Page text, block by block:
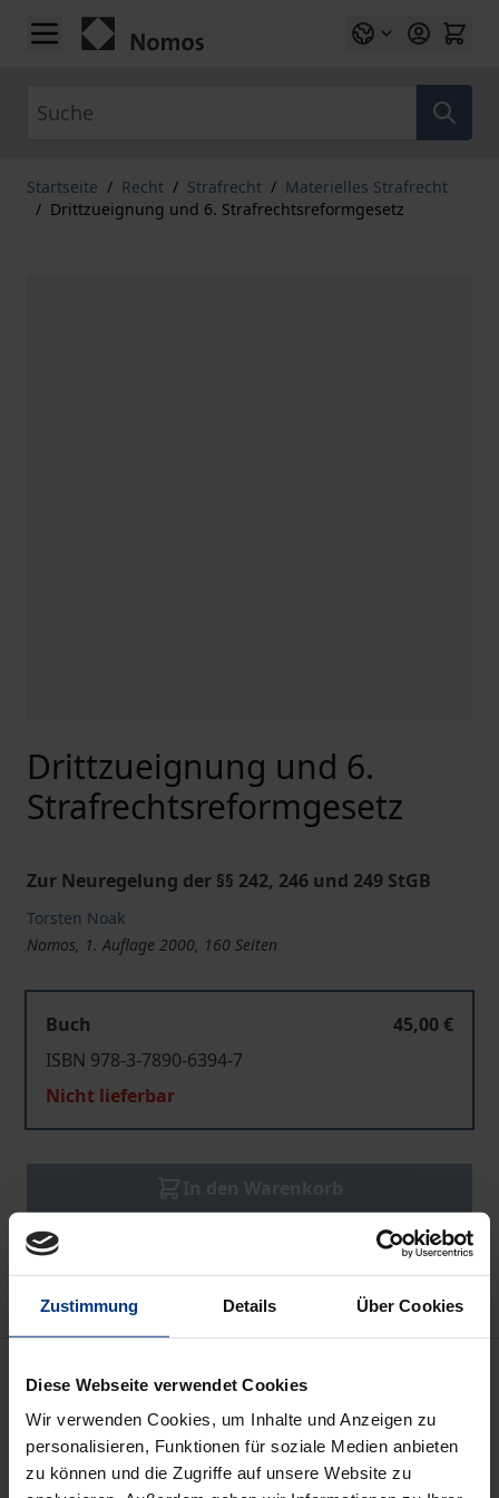
Zustimmung Details Über Cookies
Diese Webseite verwendet Cookies
Wir verwenden Cookies, um Inhalte und Anzeigen zu
personalisieren, Funktionen für soziale Medien anbieten
zu können und die Zugriffe auf unsere Website zu
Zum Inhalt springen
Startseite / Recht / Strafrecht / Materielles Strafrecht
/ Drittzueignung und 6. Strafrechtsreformgesetz
Drittzueignung und 6.
Strafrechtsreformgesetz
Zur Neuregelung der §§ 242, 246 und 249 StGB
Torsten Noak
Nomos, 1. Auflage 2000, 160 Seiten
Buch
45,00 €
ISBN 978-3-7890-6394-7
Nicht lieferbar
Zur Wunschliste hinzufügen
Hinweise zu Versandkosten
Im Zuge des 6. Strafrechtsreformgesetzes hat die
sog. Drittzueignungskomponente Einzug unter